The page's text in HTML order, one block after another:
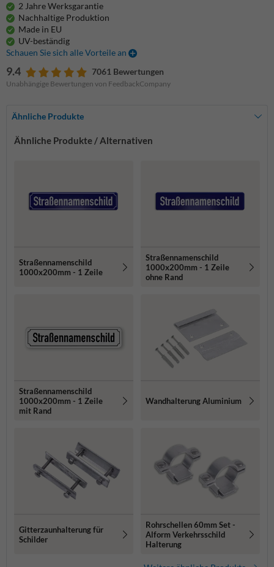
2 Jahre Werksgarantie
Nachhaltige Produktion
Made in EU
UV-beständig
Schauen Sie sich alle Vorteile an
9.4 7061 Bewertungen
Unabhängige Bewertungen von FeedbackCompany
Ähnliche Produkte
Ähnliche Produkte / Alternativen
Straßennamenschild
1000x200mm - 1 Zeile
Straßennamenschild
1000x200mm - 1 Zeile
ohne Rand
Straßennamenschild
1000x200mm - 1 Zeile
mit Rand
Wandhalterung Aluminium
Gitterzaunhalterung für
Schilder
Rohrschellen 60mm Set -
Alform Verkehrsschild
Halterung